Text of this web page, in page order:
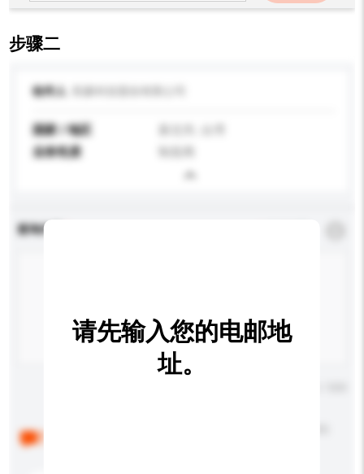
步骤二
收件人
国家 / 地区
业务性质
查询内容
请先输入您的电邮地
址。